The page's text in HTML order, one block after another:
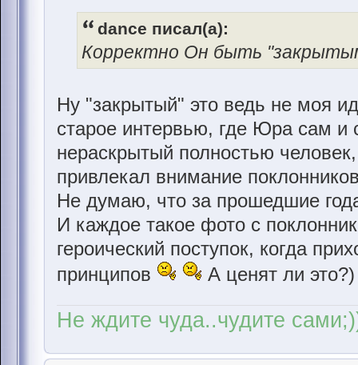
dance писал(а):
Корректно Он быть
Ну "закрытый" это ведь не моя
старое интервью, где Юра сам и
нераскрытый полностью
привлекал внимание
Не думаю, что за прошедшие
И каждое такое фото с
героический поступок, когда
принципов
А ценят ли это?)
Не ждите чуда..чудите